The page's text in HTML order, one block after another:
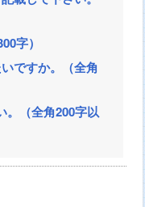
字）
ですか。（全角
（全角200字以